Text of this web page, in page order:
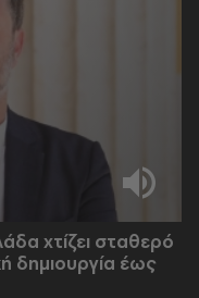
χτίζει σταθερό
δημιουργία έως